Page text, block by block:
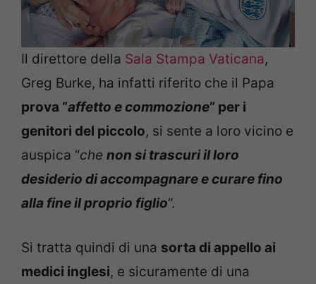
Il direttore della Sala Stampa Vaticana,
Greg Burke, ha infatti riferito che il Papa
prova “affetto e commozione” per i
genitori del piccolo, si sente a loro vicino e
auspica “che non si trascuri il loro
desiderio di accompagnare e curare fino
alla fine il proprio figlio“.
Si tratta quindi di una sorta di appello ai
medici inglesi, e sicuramente di una